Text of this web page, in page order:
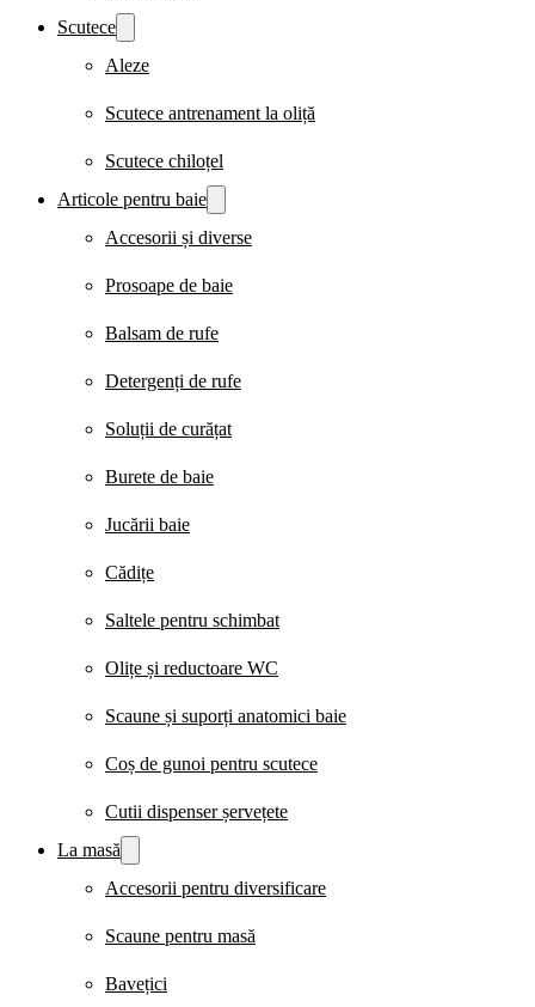
Scutece
Aleze
Scutece antrenament la oliță
Scutece chiloțel
Articole pentru baie
Accesorii și diverse
Prosoape de baie
Balsam de rufe
Detergenți de rufe
Soluții de curățat
Burete de baie
Jucării baie
Cădițe
Saltele pentru schimbat
Olițe și reductoare WC
Scaune și suporți anatomici baie
Coș de gunoi pentru scutece
Cutii dispenser șervețete
La masă
Accesorii pentru diversificare
Scaune pentru masă
Bavețici